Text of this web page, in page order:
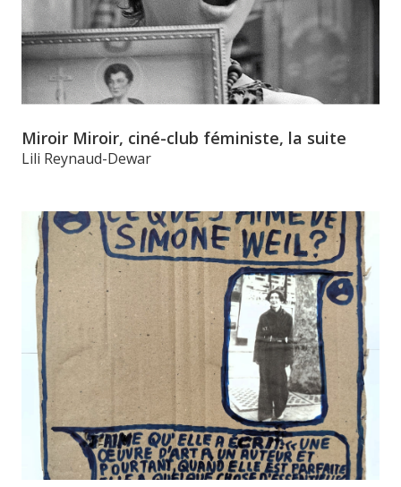
Miroir Miroir, ciné-club féministe, la suite
Lili Reynaud-Dewar